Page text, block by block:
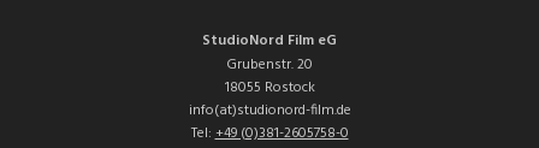
StudioNord Film eG
Grubenstr. 20
18055 Rostock
info(at)studionord-film.de
Tel:+49 (0)381-2605758-0